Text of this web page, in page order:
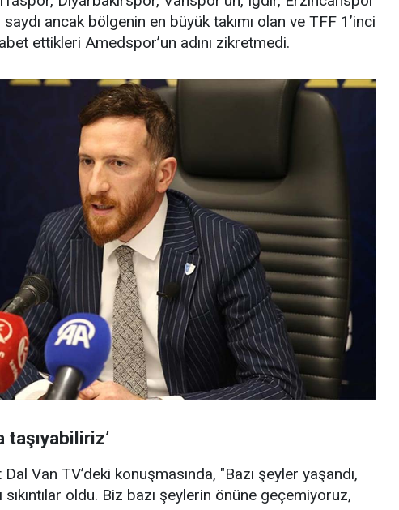
ancak bölgenin en büyük takımı olan ve TFF 1’inci
ettikleri Amedspor’un adını zikretmedi.
taşıyabiliriz’
Van TV’deki konuşmasında, "Bazı şeyler yaşandı,
oldu. Biz bazı şeylerin önüne geçemiyoruz,